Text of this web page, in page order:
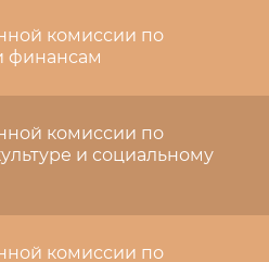
комиссии по
финансам
комиссии по
и социальному
комиссии по